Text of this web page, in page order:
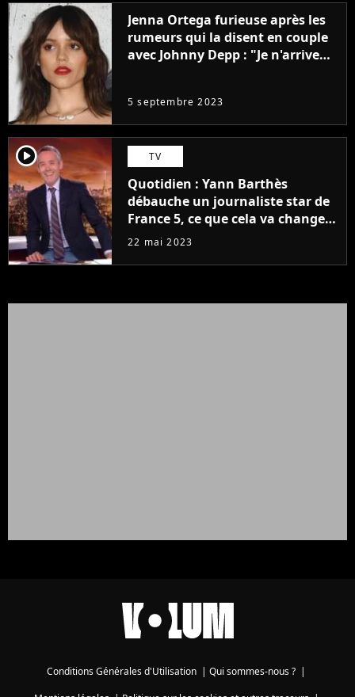
Jenna Ortega furieuse après les
rumeurs qui la disent en couple
avec Johnny Depp : "Je n'arrive
5 septembre 2023
player2 TV
Quotidien : Yann Barthès
débauche un journaliste star de
France 5, ce que cela va changer
à la rentrée
22 mai 2023
Conditions Générales d'Utilisation | Qui sommes-nous ? |